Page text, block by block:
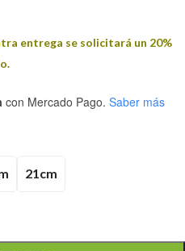
entrega se solicitará un 20%
con Mercado Pago. Saber más
21cm